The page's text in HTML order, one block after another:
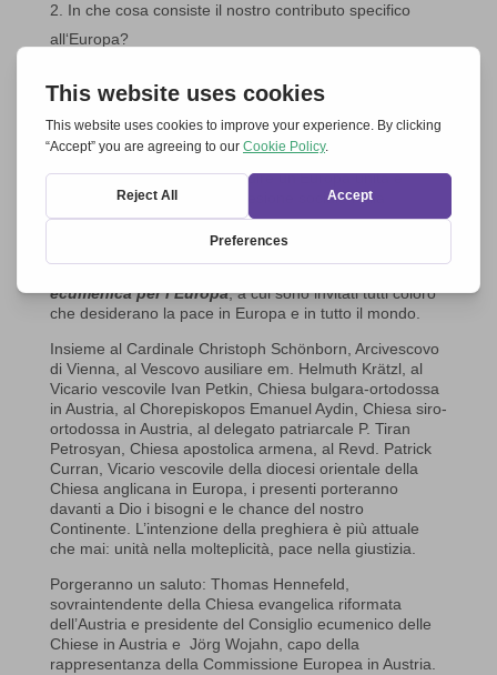
In che cosa consiste il nostro contributo specifico
all‘Europa?
La rete delle persone che con quest’incontro vogliono
rinnovare la comunione tra i loro carismi, si estende
dall’Inghilterra alla Russia, dal Portogallo alla Grecia. La
loro missione comune: costruire un’Europa unita e
multiforme, con una forte coesione sociale nella
molteplicità culturale.
ecumenica per l‘Europa, a cui sono invitati tutti coloro
che desiderano la pace in Europa e in tutto il mondo.
Insieme al Cardinale Christoph Schönborn, Arcivescovo
di Vienna, al Vescovo ausiliare em. Helmuth Krätzl, al
Vicario vescovile Ivan Petkin, Chiesa bulgara-ortodossa
in Austria, al Chorepiskopos Emanuel Aydin, Chiesa siro-
ortodossa in Austria, al delegato patriarcale P. Tiran
Petrosyan, Chiesa apostolica armena, al Revd. Patrick
Curran, Vicario vescovile della diocesi orientale della
Chiesa anglicana in Europa, i presenti porteranno
davanti a Dio i bisogni e le chance del nostro
Continente. L’intenzione della preghiera è più attuale
che mai: unità nella molteplicità, pace nella giustizia.
Porgeranno un saluto: Thomas Hennefeld,
sovraintendente della Chiesa evangelica riformata
dell’Austria e presidente del Consiglio ecumenico delle
Chiese in Austria e Jörg Wojahn, capo della
rappresentanza della Commissione Europea in Austria.